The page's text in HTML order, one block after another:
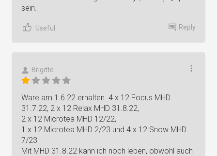
sein.
Useful Reply
Brigitte
Ware am 1.6.22 erhalten. 4 x 12 Focus MHD
31.7.22, 2 x 12 Relax MHD 31.8.22,
2 x 12 Microtea MHD 12/22,
1 x 12 Microtea MHD 2/23 und 4 x 12 Snow MHD
7/23
Mit MHD 31.8.22 kann ich noch leben, obwohl auch